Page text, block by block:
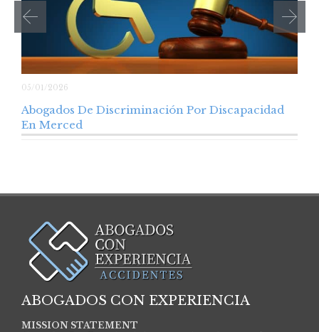
05/01/2026
Abogados De Discriminación Por Discapacidad
En Merced
ABOGADOS CON EXPERIENCIA
MISSION STATEMENT